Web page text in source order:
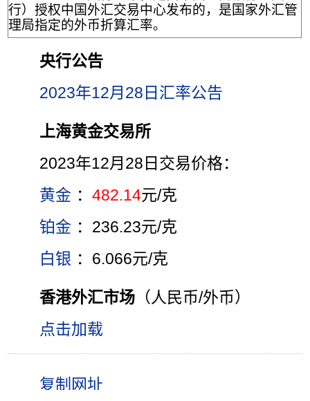
行）授权中国外汇交易中心发布的，是国家外汇管
理局指定的外币折算汇率。
央行公告
2023年12月28日汇率公告
上海黄金交易所
2023年12月28日交易价格：
黄金 ：482.14元/克
铂金 ：236.23元/克
白银 ：6.066元/克
香港外汇市场 （人民币/外币）
点击加载